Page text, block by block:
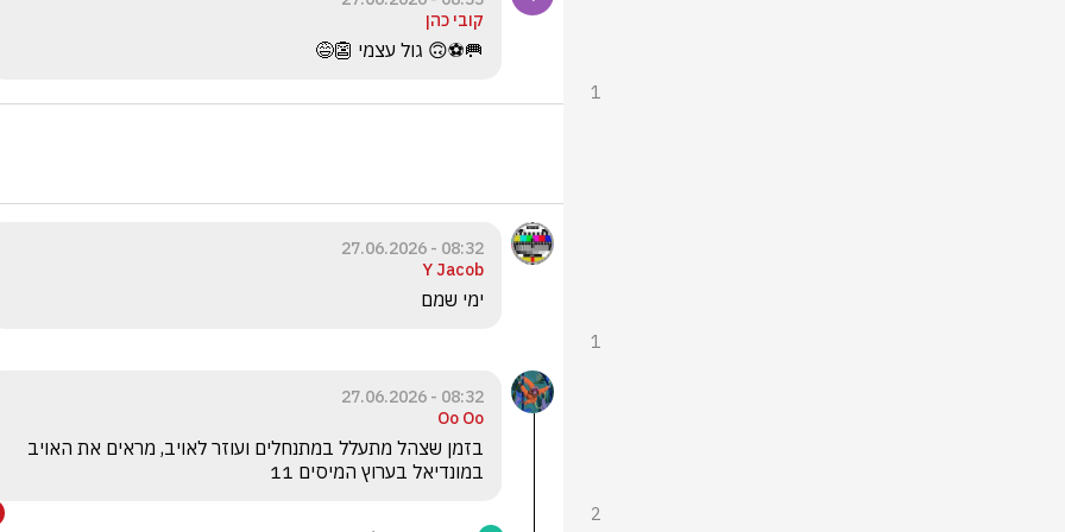
קובי כהן
🥅⚽🙃 גול עצמי 👺😅
1
08:32 - 27.06.2026
Y Jacob
ימי שמם
1
08:32 - 27.06.2026
Oo Oo
במונדיאל בערוץ המיסים 11
2